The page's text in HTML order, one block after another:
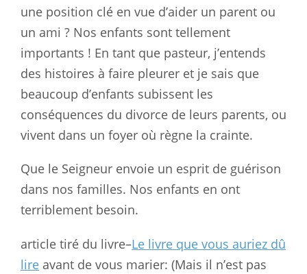
une position clé en vue d’aider un parent ou
un ami ? Nos enfants sont tellement
importants ! En tant que pasteur, j’entends
des histoires à faire pleurer et je sais que
beaucoup d’enfants subissent les
conséquences du divorce de leurs parents, ou
vivent dans un foyer où règne la crainte.
Que le Seigneur envoie un esprit de guérison
dans nos familles. Nos enfants en ont
terriblement besoin.
article tiré du livre–Le livre que vous auriez dû
lire avant de vous marier: (Mais il n’est pas